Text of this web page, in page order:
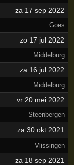
za 17 sep 2022
Goes
zo 17 jul 2022
Middelburg
za 16 jul 2022
Middelburg
vr 20 mei 2022
Steenbergen
za 30 okt 2021
Vlissingen
za 18 sep 2021